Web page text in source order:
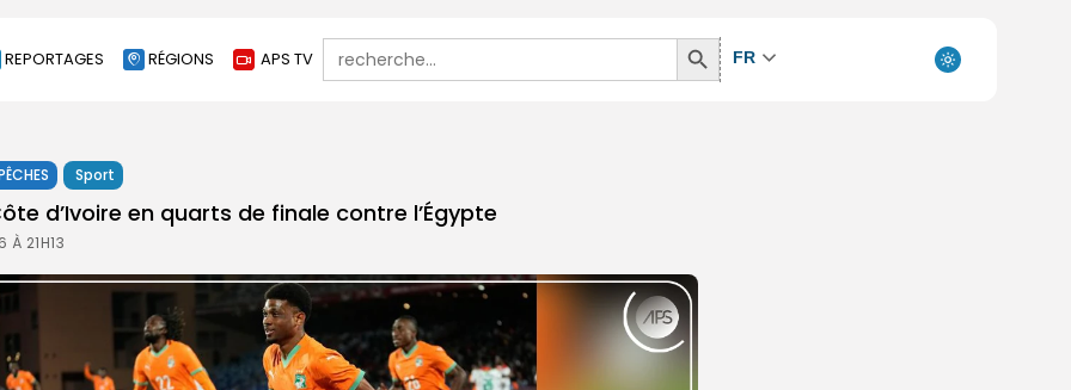
REPORTAGES RÉGIONS APS TV
Search
for:
Search
Button
FR
Sport
d’Ivoire en quarts de finale contre l’Égypte
À 21H13